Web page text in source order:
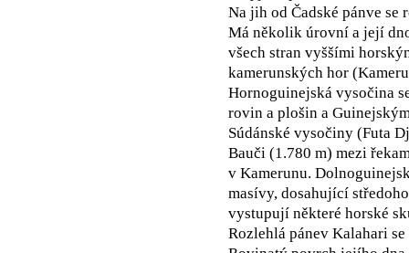
Na jih od Čadské pánve se
Má několik úrovní a její
všech stran vyššími
kamerunských hor
Hornoguinejská vysočina
rovin a plošin a
Súdánské vysočiny (Futa
Bauči (1.780 m) mezi
v Kamerunu.
masívy, dosahující
vystupují některé horské
Rozlehlá pánev Kalahari